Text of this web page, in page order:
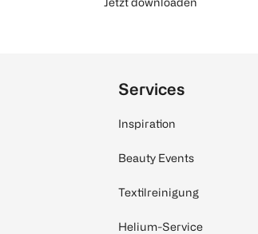
Services
Inspiration
Beauty Events
Textilreinigung
Helium-Service